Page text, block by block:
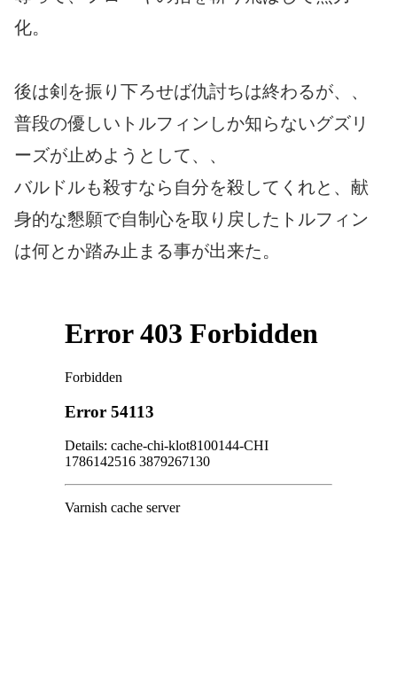
化。
後は剣を振り下ろせば仇討ちは終わるが、、
普段の優しいトルフィンしか知らないグズリ
ーズが止めようとして、、
バルドルも殺すなら自分を殺してくれと、献
身的な懇願で自制心を取り戻したトルフィン
は何とか踏み止まる事が出来た。